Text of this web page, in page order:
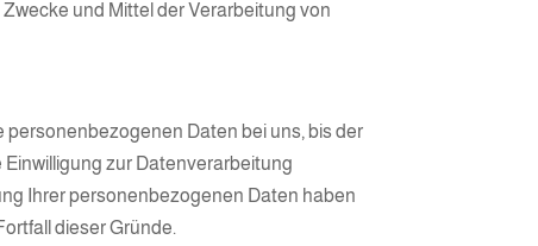
und Mittel der Verarbeitung von
Daten bei uns, bis der
zur Datenverarbeitung
Ihrer personenbezogenen Daten haben
dieser Gründe.